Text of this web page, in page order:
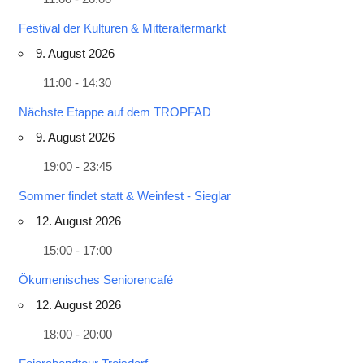
Festival der Kulturen & Mitteraltermarkt
9. August 2026
11:00 - 14:30
Nächste Etappe auf dem TROPFAD
9. August 2026
19:00 - 23:45
Sommer findet statt & Weinfest - Sieglar
12. August 2026
15:00 - 17:00
Ökumenisches Seniorencafé
12. August 2026
18:00 - 20:00